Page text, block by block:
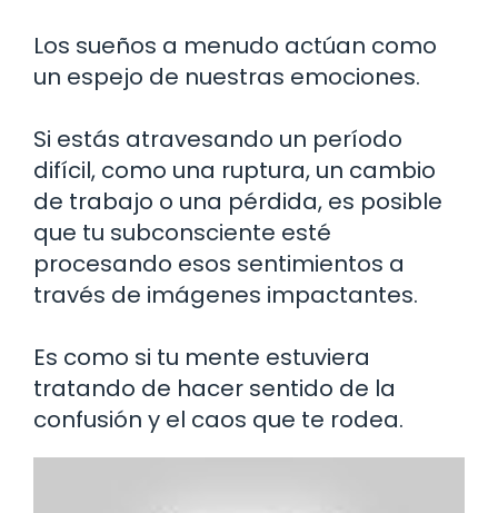
Los sueños a menudo actúan como
un espejo de nuestras emociones.
Si estás atravesando un período
difícil, como una ruptura, un cambio
de trabajo o una pérdida, es posible
que tu subconsciente esté
procesando esos sentimientos a
través de imágenes impactantes.
Es como si tu mente estuviera
tratando de hacer sentido de la
confusión y el caos que te rodea.